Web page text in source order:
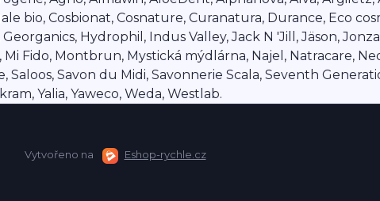
bio, Cosbionat, Cosnature, Curanatura, Durance, Eco
Hydrophil, Indus Valley, Jack N 'Jill, Jäson,
Fido, Montbrun, Mystická mýdlárna, Najel, Natracare,
Savon du Midi, Savonnerie Scala, Seventh
Yalia, Yaweco, Weda, Westlab.
Vytvořeno na Eshop-rychle.cz